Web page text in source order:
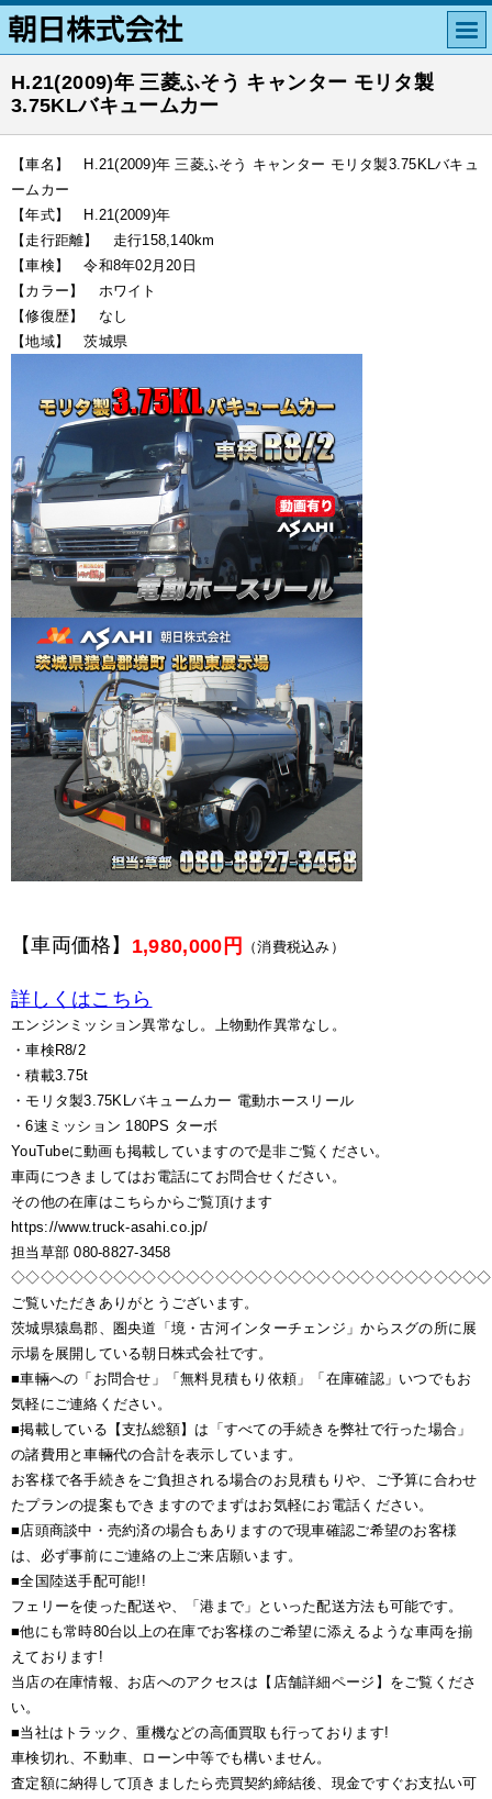
H.21(2009)年 三菱ふそう キャンター モリタ製
3.75KLバキュームカー
【車名】 H.21(2009)年 三菱ふそう キャンター モリタ製3.75KLバキュ
ームカー
【年式】 H.21(2009)年
【走行距離】 走行158,140km
【車検】 令和8年02月20日
【カラー】 ホワイト
【修復歴】 なし
【地域】 茨城県
【車両価格】 1,980,000円 （消費税込み）
詳しくはこちら
エンジンミッション異常なし。上物動作異常なし。
・車検R8/2
・積載3.75t
・モリタ製3.75KLバキュームカー 電動ホースリール
・6速ミッション 180PS ターボ
YouTubeに動画も掲載していますので是非ご覧ください。
車両につきましてはお電話にてお問合せください。
その他の在庫はこちらからご覧頂けます
https://www.truck-asahi.co.jp/
担当草部 080-8827-3458
ご覧いただきありがとうございます。
茨城県猿島郡、圏央道「境・古河インターチェンジ」からスグの所に展
示場を展開している朝日株式会社です。
■車輛への「お問合せ」「無料見積もり依頼」「在庫確認」いつでもお
気軽にご連絡ください。
■掲載している【支払総額】は「すべての手続きを弊社で行った場合」
の諸費用と車輛代の合計を表示しています。
お客様で各手続きをご負担される場合のお見積もりや、ご予算に合わせ
たプランの提案もできますのでまずはお気軽にお電話ください。
■店頭商談中・売約済の場合もありますので現車確認ご希望のお客様
は、必ず事前にご連絡の上ご来店願います。
■全国陸送手配可能!!
フェリーを使った配送や、「港まで」といった配送方法も可能です。
■他にも常時80台以上の在庫でお客様のご希望に添えるような車両を揃
えております!
当店の在庫情報、お店へのアクセスは【店舗詳細ページ】をご覧くださ
い。
■当社はトラック、重機などの高価買取も行っております!
車検切れ、不動車、ローン中等でも構いません。
査定額に納得して頂きましたら売買契約締結後、現金ですぐお支払い可